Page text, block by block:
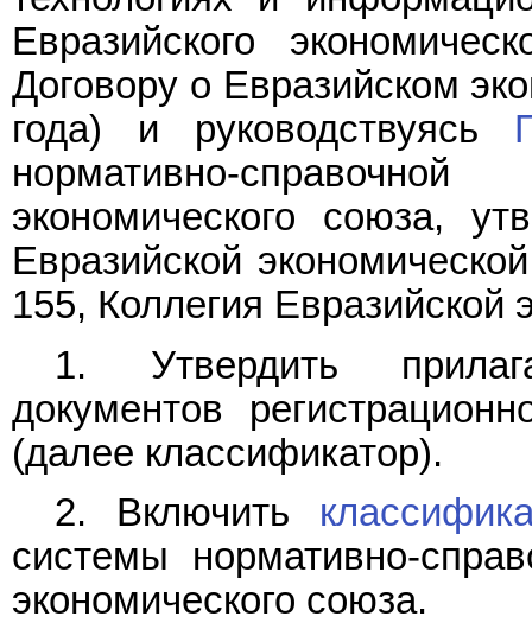
Евразийского
Договору о Евразийском
года) и руководствуясь
нормативно-
экономического союза,
Евразийской
155, Коллегия
1. Утвердить
документов
(далее классификатор).
2. Включить
системы нормативно-
экономического союза.